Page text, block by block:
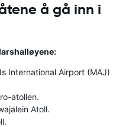
å gå inn i
International Airport (MAJ)
atollen.
Atoll.